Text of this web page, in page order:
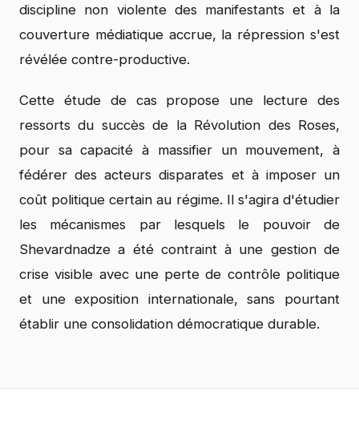
discipline non violente des manifestants et à la
couverture médiatique accrue, la répression s'est
révélée contre-productive.
Cette étude de cas propose une lecture des
ressorts du succès de la Révolution des Roses,
pour sa capacité à massifier un mouvement, à
fédérer des acteurs disparates et à imposer un
coût politique certain au régime. Il s'agira d'étudier
les mécanismes par lesquels le pouvoir de
Shevardnadze a été contraint à une gestion de
crise visible avec une perte de contrôle politique
et une exposition internationale, sans pourtant
établir une consolidation démocratique durable.